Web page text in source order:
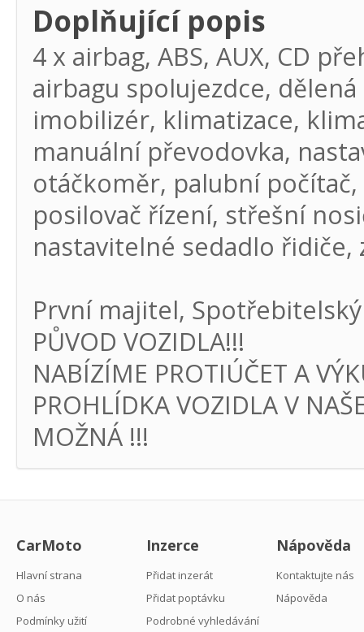
Doplňující popis
4 x airbag, ABS, AUX, CD
airbagu spolujezdce,
imobilizér, klimatizace,
manuální převodovka,
otáčkoměr, palubní počítač,
posilovač řízení, střešní
nastavitelné sedadlo řidiče,
První majitel, Spotřebitelský
PŮVOD VOZIDLA!!!
NABÍZÍME PROTIÚČET A
PROHLÍDKA VOZIDLA V
MOŽNÁ !!!
CarMoto
Hlavní strana
O nás
Podmínky užití
Inzerce
Přidat inzerát
Přidat poptávku
Podrobné vyhledávání
Nápověda
Kontaktujte nás
Nápověda